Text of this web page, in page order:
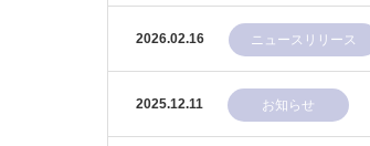
2026.02.16 ニュースリリース
2025.12.11 お知らせ